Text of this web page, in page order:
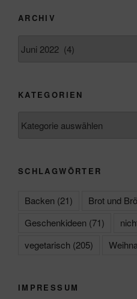
ARCHIV
KATEGORIEN
SCHLAGWÖRTER
Backen (21) Brot und
Geschenkideen (71)
vegetarisch (205)
IMPRESSUM